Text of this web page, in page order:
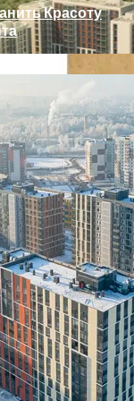
В Новой
Чистые
Красоту
В России